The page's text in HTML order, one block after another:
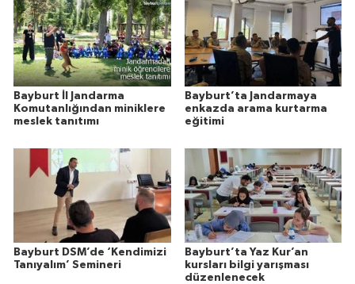
Bayburt İl Jandarma
Komutanlığından miniklere
meslek tanıtımı
Bayburt’ta Jandarmaya
enkazda arama kurtarma
eğitimi
Bayburt DSM’de ‘Kendimizi
Tanıyalım’ Semineri
Bayburt’ta Yaz Kur’an
kursları bilgi yarışması
düzenlenecek